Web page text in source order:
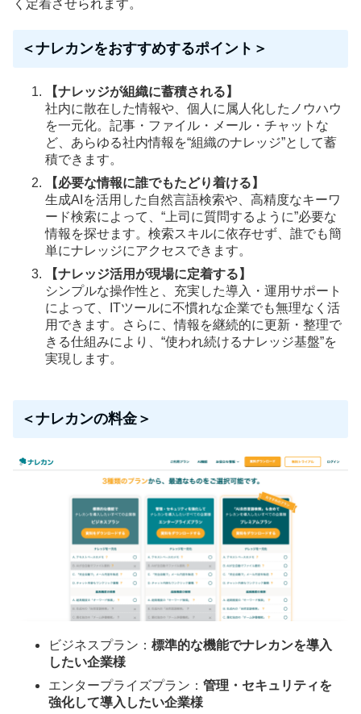
く定着させられます。
＜ナレカンをおすすめするポイント＞
【ナレッジが組織に蓄積される】
社内に散在した情報や、個人に属人化したノウハウ
を一元化。記事・ファイル・メール・チャットな
ど、あらゆる社内情報を“組織のナレッジ”として蓄
積できます。
【必要な情報に誰でもたどり着ける】
生成AIを活用した自然言語検索や、高精度なキーワ
ード検索によって、“上司に質問するように”必要な
情報を探せます。検索スキルに依存せず、誰でも簡
単にナレッジにアクセスできます。
【ナレッジ活用が現場に定着する】
シンプルな操作性と、充実した導入・運用サポート
によって、ITツールに不慣れな企業でも無理なく活
用できます。さらに、情報を継続的に更新・整理で
きる仕組みにより、“使われ続けるナレッジ基盤”を
実現します。
＜ナレカンの料金＞
ビジネスプラン： 標準的な機能でナレカンを導入
したい企業様
エンタープライズプラン： 管理・セキュリティを
強化して導入したい企業様